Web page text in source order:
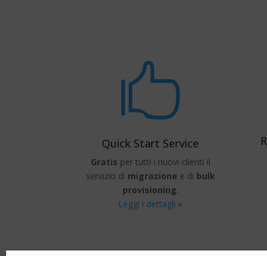

Quick Start Service
Gratis per tutti i nuovi clienti il
servizio di migrazione e di bulk
provisioning.
Leggi i dettagli »